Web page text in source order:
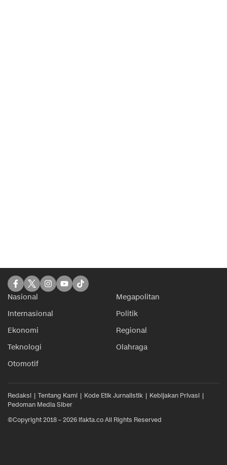
Nasional
Megapolitan
Internasional
Politik
Ekonomi
Regional
Teknologi
Olahraga
Otomotif
Redaksi Tentang Kami Kode Etik Jurnalistik
Kebijakan Privasi
Pedoman Media Siber
©Copyright 2018 – 2026 ifakta.co All Rights Reserved